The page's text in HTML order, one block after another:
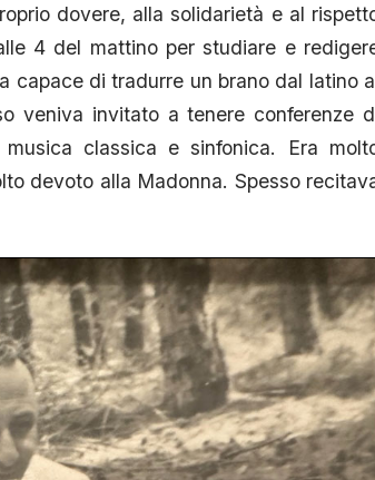
dovere, alla solidarietà e al
4 del mattino per studiare e
capace di tradurre un brano dal latino
veniva invitato a tenere conferenze
classica e sinfonica. Era
devoto alla Madonna. Spesso